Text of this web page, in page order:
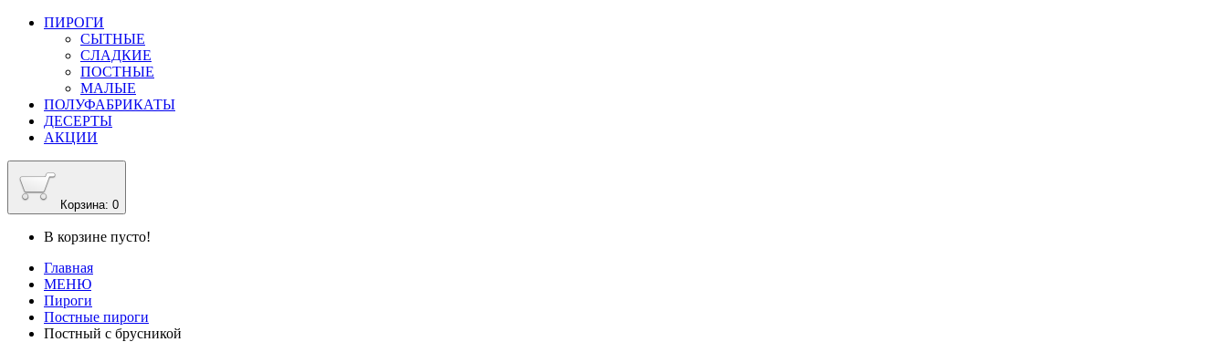
ПИРОГИ
СЫТНЫЕ
СЛАДКИЕ
ПОСТНЫЕ
МАЛЫЕ
ПОЛУФАБРИКАТЫ
ДЕСЕРТЫ
АКЦИИ
Корзина: 0
В корзине пусто!
Главная
МЕНЮ
Пироги
Постные пироги
Постный с брусникой